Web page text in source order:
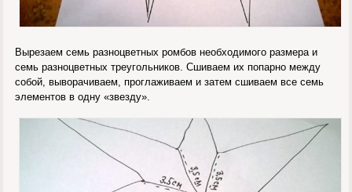
Вырезаем семь разноцветных ромбов необходимого размера и
семь разноцветных треугольников. Сшиваем их попарно между
собой, выворачиваем, проглаживаем и затем сшиваем все семь
элементов в одну «звезду».